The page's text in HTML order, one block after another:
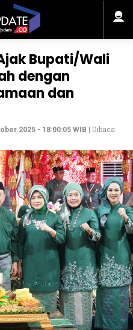
Bupati/Wali
dengan
dan
2025 - 18:00:05 WIB | Dibaca: